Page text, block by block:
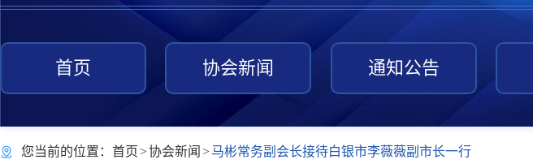
首页 协会新闻 通知公告
您当前的位置： 首页>协会新闻 >马彬常务副会长接待白银市李薇薇副市长一行